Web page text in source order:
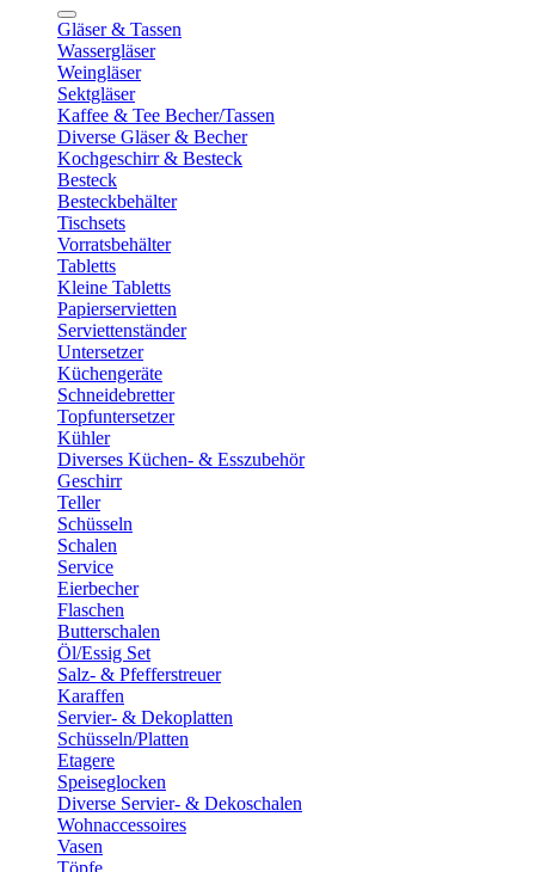
Gläser & Tassen
Wassergläser
Weingläser
Sektgläser
Kaffee & Tee Becher/Tassen
Diverse Gläser & Becher
Kochgeschirr & Besteck
Besteck
Besteckbehälter
Tischsets
Vorratsbehälter
Tabletts
Kleine Tabletts
Papierservietten
Serviettenständer
Untersetzer
Küchengeräte
Schneidebretter
Topfuntersetzer
Kühler
Diverses Küchen- & Esszubehör
Geschirr
Teller
Schüsseln
Schalen
Service
Eierbecher
Flaschen
Butterschalen
Öl/Essig Set
Salz- & Pfefferstreuer
Karaffen
Servier- & Dekoplatten
Schüsseln/Platten
Etagere
Speiseglocken
Diverse Servier- & Dekoschalen
Wohnaccessoires
Vasen
Töpfe